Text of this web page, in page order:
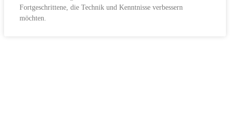
Fortgeschrittene, die Technik und Kenntnisse verbessern
möchten.